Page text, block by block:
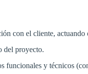
con el cliente,
del proyecto.
funcionales y técnicos